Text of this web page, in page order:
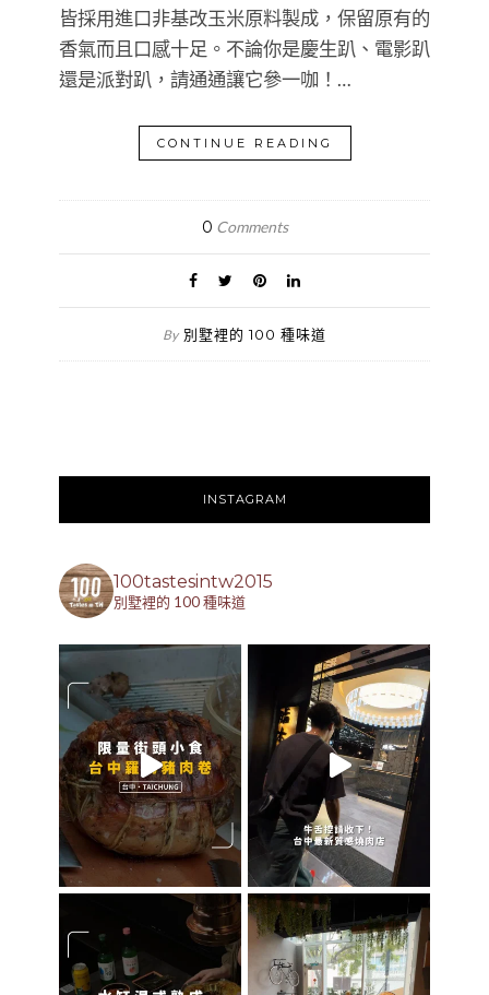
皆採用進口非基改玉米原料製成，保留原有的
香氣而且口感十足。不論你是慶生趴、電影趴
還是派對趴，請通通讓它參一咖！…
CONTINUE READING
0 Comments
By 別墅裡的 100 種味道
INSTAGRAM
100tastesintw2015
別墅裡的 100 種味道